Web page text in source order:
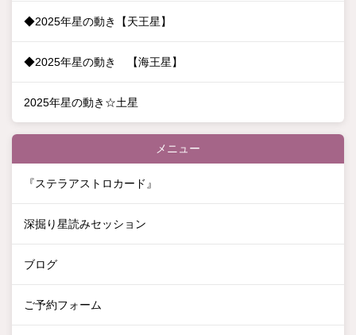
◆2025年星の動き【天王星】
◆2025年星の動き 【海王星】
2025年星の動き☆土星
メニュー
『ステラアストロカード』
深掘り星読みセッション
ブログ
ご予約フォーム